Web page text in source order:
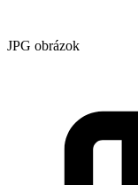
JPG obrázok